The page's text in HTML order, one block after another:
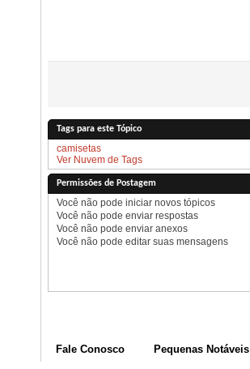
Tags para este Tópico
camisetas
Ver Nuvem de Tags
Permissões de Postagem
Você não pode iniciar novos tópicos
Você não pode enviar respostas
Você não pode enviar anexos
Você não pode editar suas mensagens
Fale Conosco Pequenas Notáveis